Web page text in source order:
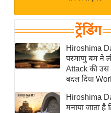
Hindi
News
Hindi
बजट
खेल
क्रिकेट
IPL
ई-पेपर
ट्रेंडिंग
Hiroshima
परमाणु बम ने
Attack की उस
बदल दिया
Hiroshima
मनाया जाता है